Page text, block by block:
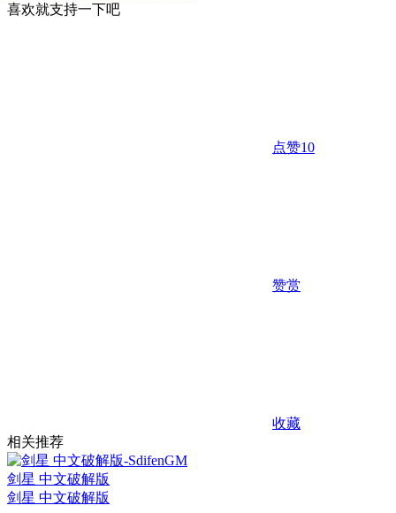
喜欢就支持一下吧
点赞10
赞赏
收藏
相关推荐
剑星 中文破解版
剑星 中文破解版